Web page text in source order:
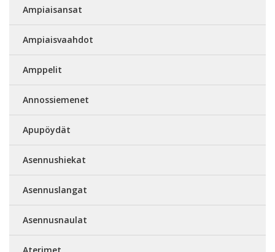
Ampiaisansat
Ampiaisvaahdot
Amppelit
Annossiemenet
Apupöydät
Asennushiekat
Asennuslangat
Asennusnaulat